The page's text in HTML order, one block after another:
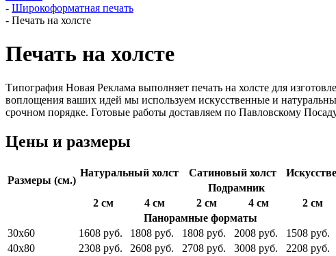
- Широкоформатная печать
- Печать на холсте
Печать на холсте
Типография Новая Реклама выполняет печать на холсте для
воплощения ваших идей мы используем искусственные и
срочном порядке. Готовые работы доставляем по Павловскому
Цены и размеры
Размеры (см.)
Натуральный холст Сатиновый холст
Подрамник
2 см
4 см 2 см 4 см 2 см
Панорамные форматы
30x60
1608 руб. 1808 руб. 1808 руб. 2008 руб. 1508 руб.
40x80
2308 руб. 2608 руб. 2708 руб. 3008 руб. 2208 руб.